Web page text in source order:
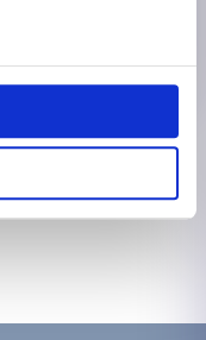
meer projecten